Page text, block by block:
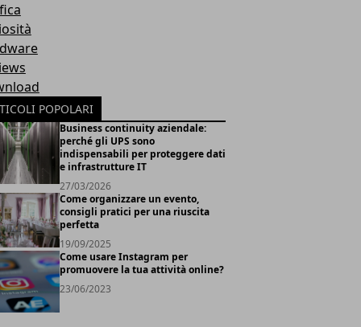
POPOLARI
Business continuity aziendale:
perché gli UPS sono
indispensabili per proteggere dati
e infrastrutture IT
27/03/2026
Come organizzare un evento,
consigli pratici per una riuscita
perfetta
19/09/2025
Come usare Instagram per
promuovere la tua attività online?
23/06/2023